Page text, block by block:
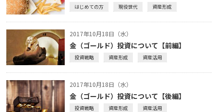
はじめての方 現役世代 資産形成
2017年10月18日（水）
金（ゴールド）投資について【前編】
投資戦略 資産形成 資産活用
2017年10月18日（水）
金（ゴールド）投資について【後編】
投資戦略 資産形成 資産活用